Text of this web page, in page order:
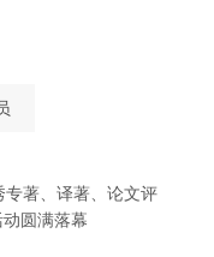
专著、译著、论文评
圆满落幕